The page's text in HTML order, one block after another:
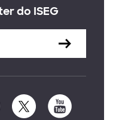
do ISEG